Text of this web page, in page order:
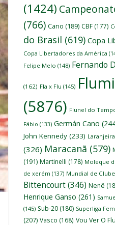
(1424)
(766) Cano (189) CBF (177)
do Brasil (619) Copa
Copa Libertadores da América
Felipe Melo (148) Fernando
(162) Fla x Flu (145)
(5876) Flunel do
Fábio (133) Germán Cano
John Kennedy (233)
(326) Maracanã (579)
(191) Martinelli (178) Moleque
de xerém (137) Mundial de
Bittencourt(346) Nenê
Henrique Ganso (261)
(145) Sub-20 (180) Superliga
(207) Vasco (168) Vou Ver O